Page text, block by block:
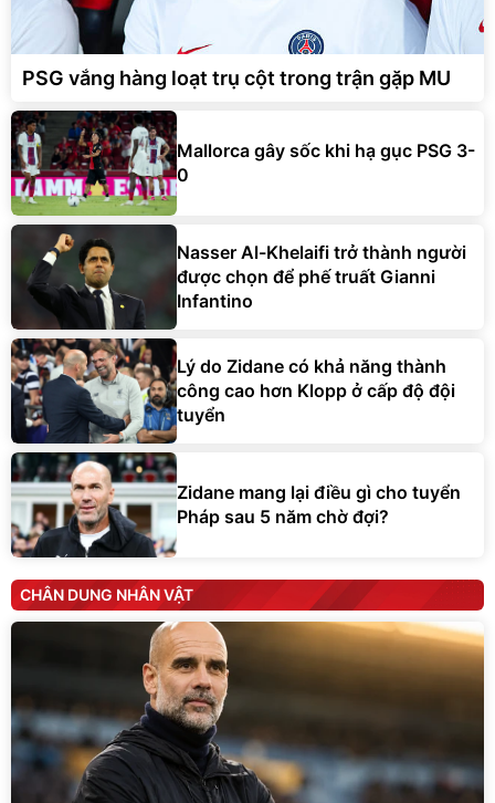
PSG vắng hàng loạt trụ cột trong trận gặp MU
Mallorca gây sốc khi hạ gục PSG 3-
0
Nasser Al-Khelaifi trở thành người
được chọn để phế truất Gianni
Infantino
Lý do Zidane có khả năng thành
công cao hơn Klopp ở cấp độ đội
tuyển
Zidane mang lại điều gì cho tuyển
Pháp sau 5 năm chờ đợi?
CHÂN DUNG NHÂN VẬT